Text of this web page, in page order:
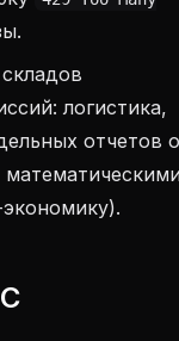
логистика,
отчетов о